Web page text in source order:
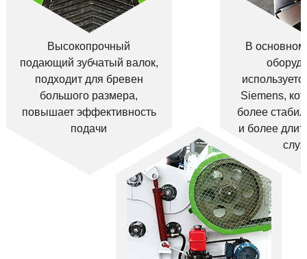
Высокопрочный
подающий зубчатый валок,
подходит для бревен
большого размера,
повышает эффективность
подачи
В основном
Siemens,
более
и более